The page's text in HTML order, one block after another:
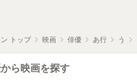
トップ 映画 俳優 あ行 う
ら映画を探す